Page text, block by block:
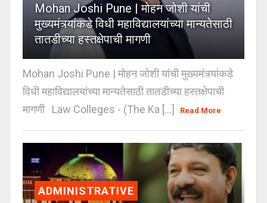
Mohan Joshi Pune | मोहन जोशी यांची
मुख्यमंत्र्यांकडे विधी महाविद्यालयांच्या मान्यतेसाठी
तातडीच्या हस्तक्षेपाची मागणी
Mohan Joshi Pune | मोहन जोशी यांची मुख्यमंत्र्यांकडे
विधी महाविद्यालयांच्या मान्यतेसाठी तातडीच्या हस्तक्षेपाची
मागणी Law Colleges - (The Ka [...]
Read More
ADMINISTRATIVE